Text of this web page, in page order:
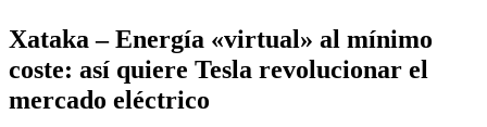
Xataka – Energía «virtual» al mínimo
coste: así quiere Tesla revolucionar el
mercado eléctrico